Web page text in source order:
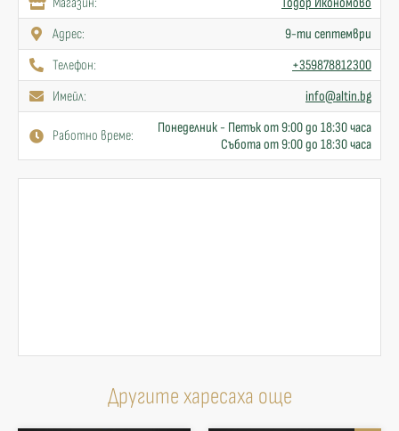
Адрес:
9-ти септември
Телефон:
+359878812300
Имейл:
info@altin.bg
Работно време:
Понеделник - Петък от 9:00 до 18:30 часа
Събота от 9:00 до 18:30 часа
Другите харесаха още